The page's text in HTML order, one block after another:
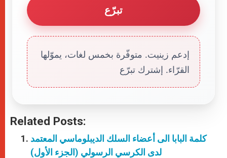
تبرّع
إدعم زينيت. متوفّرة بخمس لغات، يموّلها
القرّاء. إشترك تبرّع
Related Posts:
كلمة البابا الى أعضاء السلك الديبلوماسي المعتمد
لدى الكرسي الرسولي (الجزء الأول)